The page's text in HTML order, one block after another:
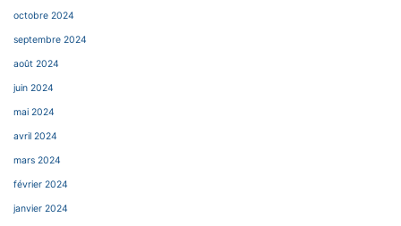
octobre 2024
septembre 2024
août 2024
juin 2024
mai 2024
avril 2024
mars 2024
février 2024
janvier 2024